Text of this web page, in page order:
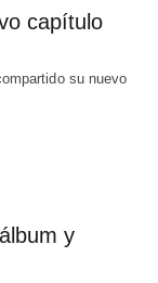
capítulo
su nuevo
y